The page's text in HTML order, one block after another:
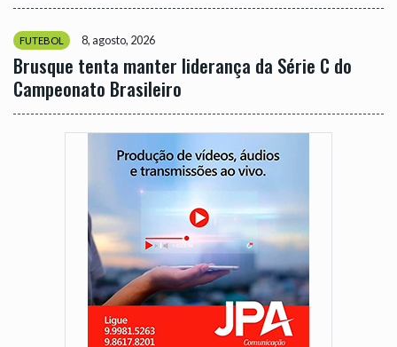
FUTEBOL 8, agosto, 2026
Brusque tenta manter liderança da Série C do
Campeonato Brasileiro